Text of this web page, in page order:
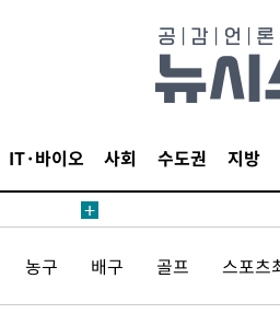
IT·바이오 사회 수도권 지방
장
마감 다
어려워" 취
농구 배구 골프 스포츠